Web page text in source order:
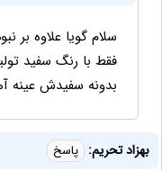
سلام گویا علاوه بر
فقط با رنگ سفید
بدونه سفیدش عینه
بهزاد تحریم: پاسخ